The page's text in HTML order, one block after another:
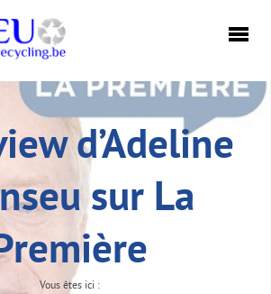
d’Adeline
sur La
Vous êtes ici :